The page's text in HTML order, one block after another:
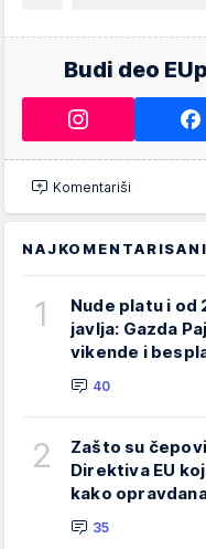
Budi deo
Komentariši
1
Nude platu i od
javlja: Gazda
vikende i
40
2
Zašto su
Direktiva EU
kako
35